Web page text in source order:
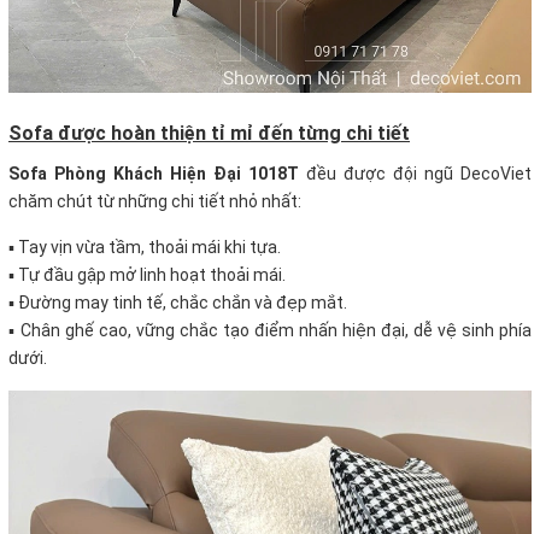
Sofa được hoàn thiện tỉ mỉ đến từng chi tiết
Sofa Phòng Khách Hiện Đại 1018T đều được đội ngũ DecoViet
chăm chút từ những chi tiết nhỏ nhất:
▪ Tay vịn vừa tầm, thoải mái khi tựa.
▪ Tự đầu gập mở linh hoạt thoải mái.
▪ Đường may tinh tế, chắc chắn và đẹp mắt.
▪ Chân ghế cao, vững chắc tạo điểm nhấn hiện đại, dễ vệ sinh phía
dưới.